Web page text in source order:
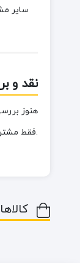
سایر
نقد و
هنوز
.فقط